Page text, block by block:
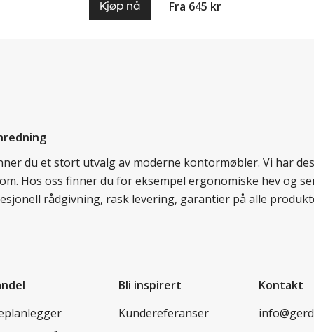
Kjøp nå Fra 645 kr
du et stort utvalg av moderne kontormøbler. Vi har
Hos oss finner du for eksempel ergonomiske hev og
rådgivning, rask levering, garantier på alle
Bli inspirert
Kundereferanser
Kontakt